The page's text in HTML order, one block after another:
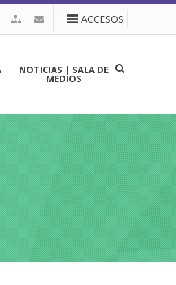
ACCESOS
NOTICIAS | SALA DE
MEDIOS